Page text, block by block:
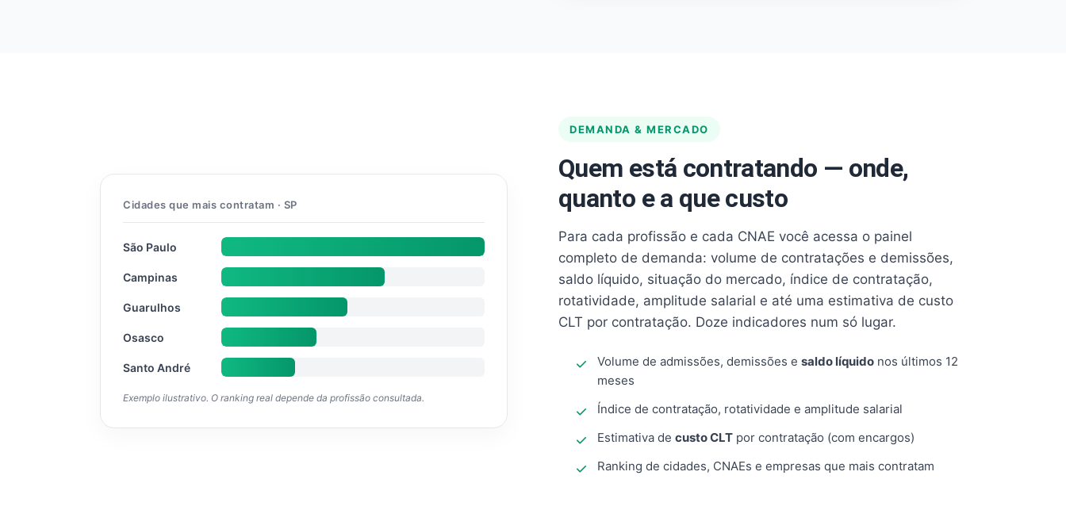
DEMANDA & MERCADO
Quem está contratando — onde,
quanto e a que custo
Para cada profissão e cada CNAE você acessa o painel
completo de demanda: volume de contratações e demissões,
saldo líquido, situação do mercado, índice de contratação,
rotatividade, amplitude salarial e até uma estimativa de custo
CLT por contratação. Doze indicadores num só lugar.
Volume de admissões, demissões e saldo líquido nos últimos 12
meses
Índice de contratação, rotatividade e amplitude salarial
Estimativa de custo CLT por contratação (com encargos)
Ranking de cidades, CNAEs e empresas que mais contratam
Cidades que mais contratam · SP
São Paulo
Campinas
Guarulhos
Osasco
Santo André
Exemplo ilustrativo. O ranking real depende da profissão consultada.